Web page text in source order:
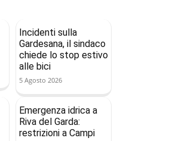
Incidenti sulla
Gardesana, il sindaco
chiede lo stop estivo
alle bici
5 Agosto 2026
Emergenza idrica a
Riva del Garda:
restrizioni a Campi